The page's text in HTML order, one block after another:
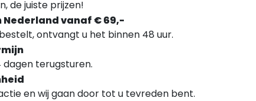
de juiste prijzen!
Nederland vanaf € 69,-
ontvangt u het binnen 48 uur.
dagen terugsturen.
en wij gaan door tot u tevreden bent.